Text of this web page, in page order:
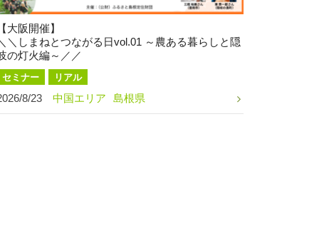
【大阪開催】
＼しまねとつながる日vol.01 ～農ある暮らしと隠
の灯火編～／／
セミナー リアル
8/23 中国エリア 島根県